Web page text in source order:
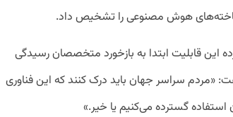
ساخته‌های هوش مصنوعی را تشخیص داد.
این قابلیت ابتدا به بازخورد متخصصان رسیدگی
سراسر جهان باید درک کنند که این فناوری
استفاده گسترده می‌کنیم یا خیر.»